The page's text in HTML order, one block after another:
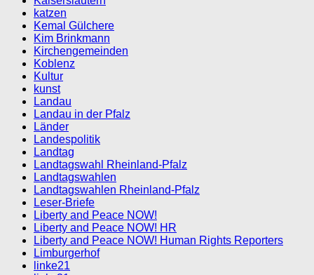
katzen
Kemal Gülchere
Kim Brinkmann
Kirchengemeinden
Koblenz
Kultur
kunst
Landau
Landau in der Pfalz
Länder
Landespolitik
Landtag
Landtagswahl Rheinland-Pfalz
Landtagswahlen
Landtagswahlen Rheinland-Pfalz
Leser-Briefe
Liberty and Peace NOW!
Liberty and Peace NOW! HR
Liberty and Peace NOW! Human Rights Reporters
Limburgerhof
linke21